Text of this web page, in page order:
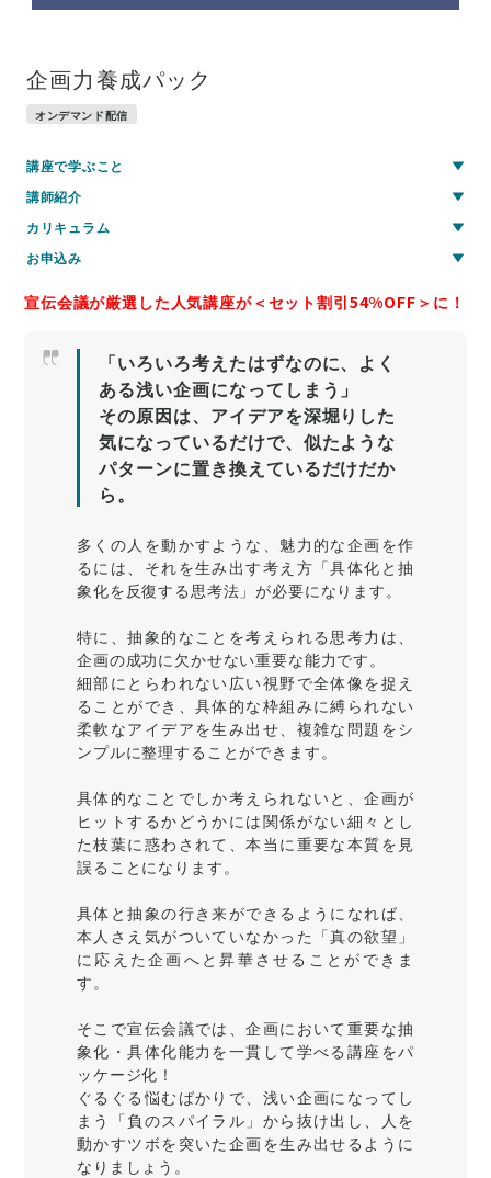
宣伝会議が厳選した人気講座が＜セット割引54%OFF＞に！
「いろいろ考えたはずなのに、よく
ある浅い企画になってしまう」
その原因は、アイデアを深堀りした
気になっているだけで、似たような
パターンに置き換えているだけだか
ら。
多くの人を動かすような、魅力的な企画を作
るには、それを生み出す考え方「具体化と抽
象化を反復する思考法」が必要になります。
特に、抽象的なことを考えられる思考力は、
企画の成功に欠かせない重要な能力です。
細部にとらわれない広い視野で全体像を捉え
ることができ、具体的な枠組みに縛られない
柔軟なアイデアを生み出せ、複雑な問題をシ
ンプルに整理することができます。
具体的なことでしか考えられないと、企画が
ヒットするかどうかには関係がない細々とし
た枝葉に惑わされて、本当に重要な本質を見
誤ることになります。
具体と抽象の行き来ができるようになれば、
本人さえ気がついていなかった「真の欲望」
に応えた企画へと昇華させることができま
す。
そこで宣伝会議では、企画において重要な抽
象化・具体化能力を一貫して学べる講座をパ
ッケージ化！
ぐるぐる悩むばかりで、浅い企画になってし
まう「負のスパイラル」から抜け出し、人を
動かすツボを突いた企画を生み出せるように
なりましょう。
企画力養成パック
オンデマンド配信
講座で学ぶこと
講師紹介
カリキュラム
お申込み